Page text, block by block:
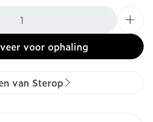
voor ophaling
van Sterop